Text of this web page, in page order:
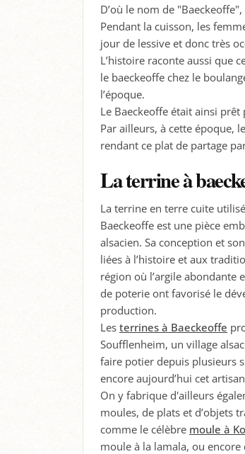
D’où le nom de
Pendant la cuisson, les
jour de lessive et donc très
L’histoire raconte aussi que
le baeckeoffe chez le
l’époque.
Le Baeckeoffe était ainsi
Par ailleurs, à cette époque,
rendant ce plat de partage
La terrine à
La terrine en terre cuite
Baeckeoffe est une pièce
alsacien. Sa conception et
liées à l’histoire et aux
région où l’argile abondante
de poterie ont favorisé le
production.
Les terrines à Baeckeoffe
Soufflenheim, un village
faire potier depuis plusieurs
encore aujourd’hui cet
On y fabrique d'ailleurs
moules, de plats et d’objets
comme le célèbre moule à
moule à la lamala, ou encore